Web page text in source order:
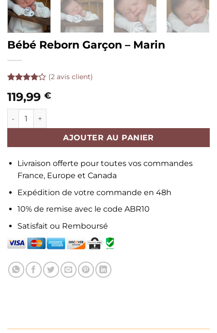
Bébé Reborn Garçon – Marin
4.00sur
5 basé
sur
notations
client
(2avis client)
119,99 €
quantité de Bébé Reborn Garçon - Marin
AJOUTER AU PANIER
Livraison offerte pour toutes vos commandes
France, Europe et Canada
Expédition de votre commande en 48h
10% de remise avec le code ABR10
Satisfait ou Remboursé